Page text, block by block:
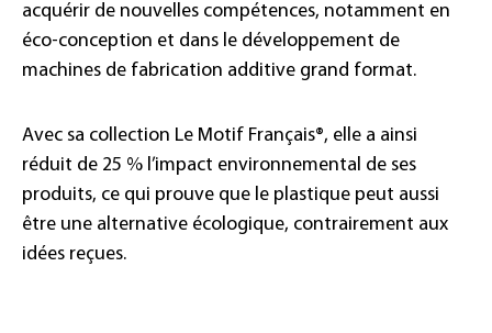
acquérir de nouvelles compétences, notamment en
éco-conception et dans le développement de
machines de fabrication additive grand format.
Avec sa collection Le Motif Français®, elle a ainsi
réduit de 25 % l’impact environnemental de ses
produits, ce qui prouve que le plastique peut aussi
être une alternative écologique, contrairement aux
idées reçues.